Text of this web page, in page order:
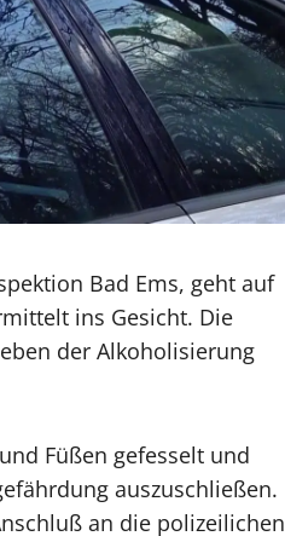
Bad Ems, geht auf
ins Gesicht. Die
der Alkoholisierung
Füßen gefesselt und
auszuschließen.
an die polizeilichen